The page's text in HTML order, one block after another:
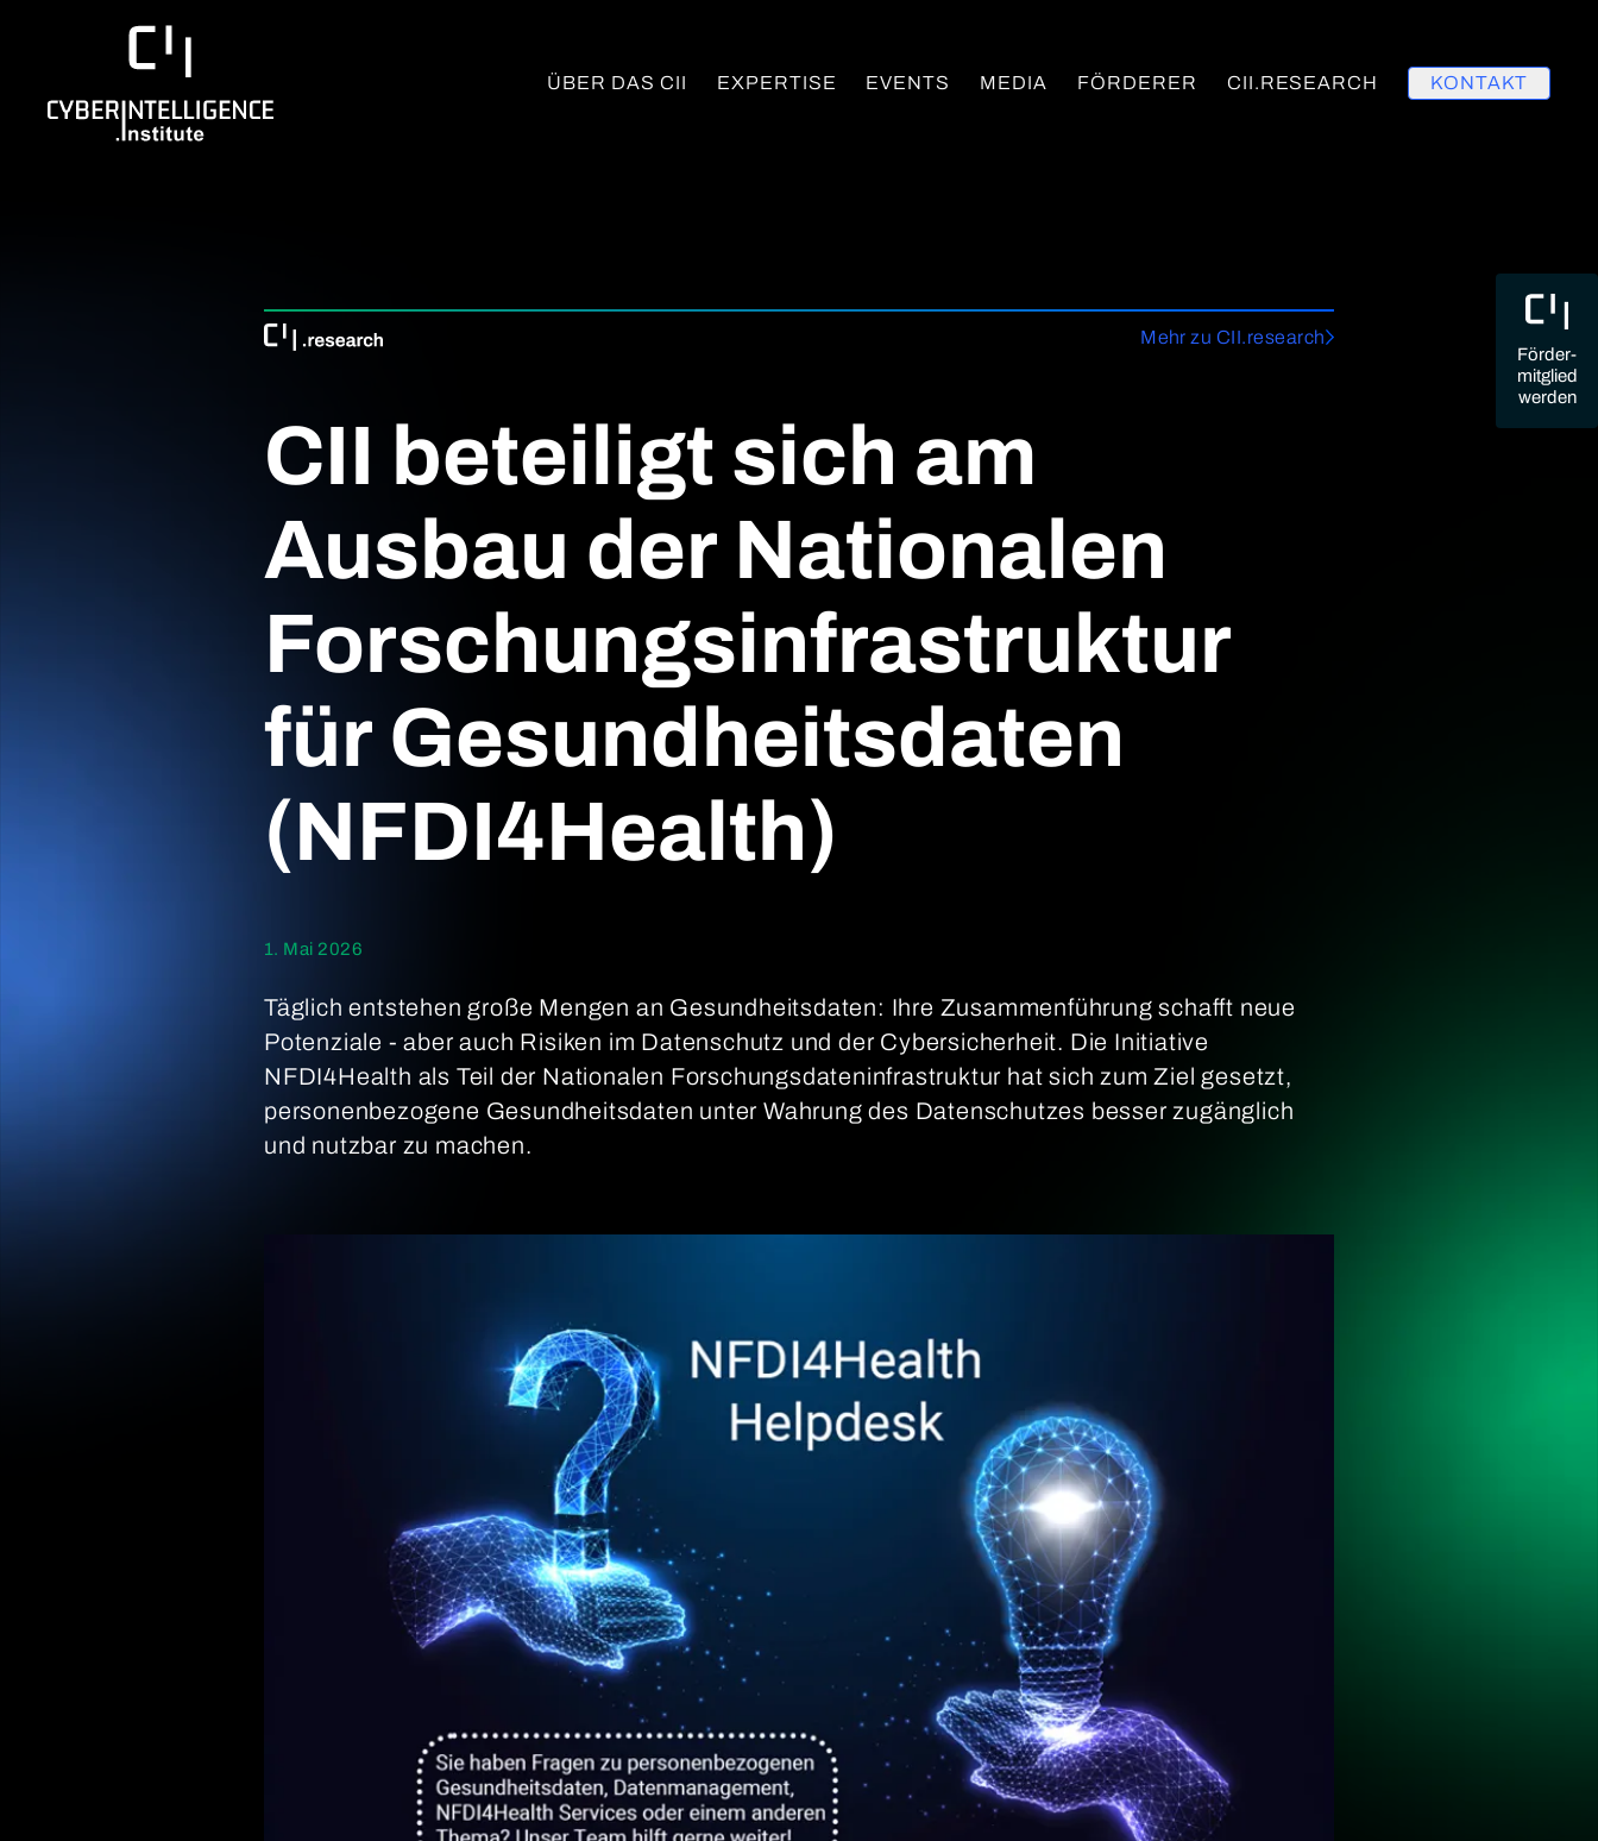
ÜBER DAS CII EXPERTISE EVENTS MEDIA FÖRDERER CII.RESEARCH KONTAKT
Förder-
mitglied
werden
Mehr zu CII.research
CII beteiligt sich am
Ausbau der Nationalen
Forschungsinfrastruktur
für Gesundheitsdaten
(NFDI4Health)
1. Mai 2026
Täglich entstehen große Mengen an Gesundheitsdaten: Ihre Zusammenführung schafft neue
Potenziale - aber auch Risiken im Datenschutz und der Cybersicherheit. Die Initiative
NFDI4Health als Teil der Nationalen Forschungsdateninfrastruktur hat sich zum Ziel gesetzt,
personenbezogene Gesundheitsdaten unter Wahrung des Datenschutzes besser zugänglich
und nutzbar zu machen.